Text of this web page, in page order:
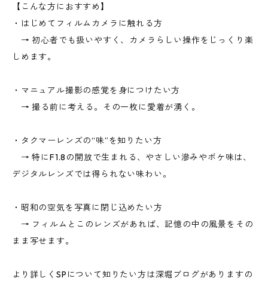
【こんな方におすすめ】
・はじめてフィルムカメラに触れる方
→ 初心者でも扱いやすく、カメラらしい操作をじっくり楽
しめます。
・マニュアル撮影の感覚を身につけたい方
→ 撮る前に考える。その一枚に愛着が湧く。
・タクマーレンズの“味”を知りたい方
→ 特にF1.8の開放で生まれる、やさしい滲みやボケ味は、
デジタルレンズでは得られない味わい。
・昭和の空気を写真に閉じ込めたい方
→ フィルムとこのレンズがあれば、記憶の中の風景をその
まま写せます。
より詳しくSPについて知りたい方は深堀ブログがありますの